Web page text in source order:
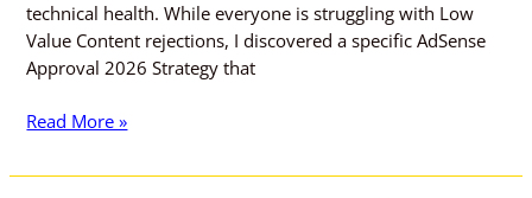
technical health. While everyone is struggling with Low
Value Content rejections, I discovered a specific AdSense
Approval 2026 Strategy that
Read More »